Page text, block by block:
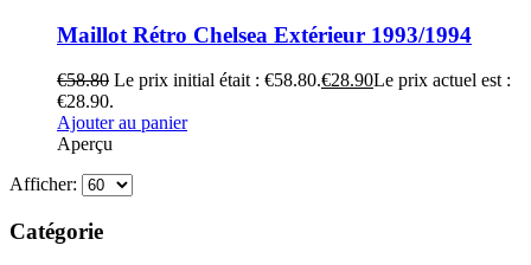
Maillot Rétro Chelsea Extérieur 1993/1994
€58.80 Le prix initial était : €58.80.€28.90Le prix actuel est :
€28.90.
Ajouter au panier
Aperçu
Afficher:
Catégorie